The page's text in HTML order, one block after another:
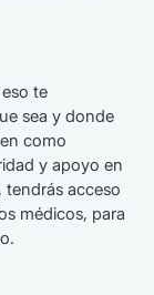
te
sea y donde
como
y apoyo en
acceso
médicos, para